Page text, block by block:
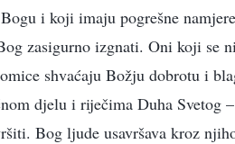
i koji imaju pogrešne
zasigurno izgnati. Oni koji se
shvaćaju Božju dobrotu i
djelu i riječima Duha
Bog ljude usavršava kroz